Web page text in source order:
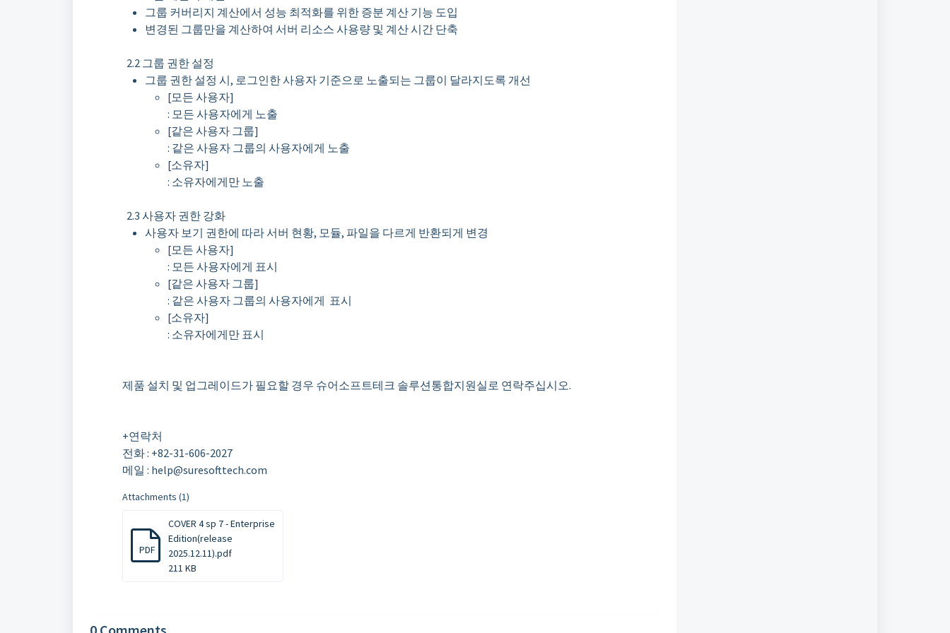
그룹 커버리지 계산에서 성능 최적화를 위한 증분 계산 기능 도입
변경된 그룹만을 계산하여 서버 리소스 사용량 및 계산 시간 단축
2.2 그룹 권한 설정
그룹 권한 설정 시, 로그인한 사용자 기준으로 노출되는 그룹이 달라지도록 개선
[모든 사용자]
: 모든 사용자에게 노출
[같은 사용자 그룹]
: 같은 사용자 그룹의 사용자에게 노출
[소유자]
: 소유자에게만 노출
2.3 사용자 권한 강화
사용자 보기 권한에 따라 서버 현황, 모듈, 파일을 다르게 반환되게 변경
[모든 사용자]
: 모든 사용자에게 표시
[같은 사용자 그룹]
: 같은 사용자 그룹의 사용자에게 표시
[소유자]
: 소유자에게만 표시
제품 설치 및 업그레이드가 필요할 경우 슈어소프트테크 솔루션통합지원실로 연락주십시오.
+연락처
전화 : +82-31-606-2027
메일 : help@suresofttech.com
Attachments (1)
PDF
COVER 4 sp 7 - Enterprise
Edition(release
2025.12.11).pdf
211 KB